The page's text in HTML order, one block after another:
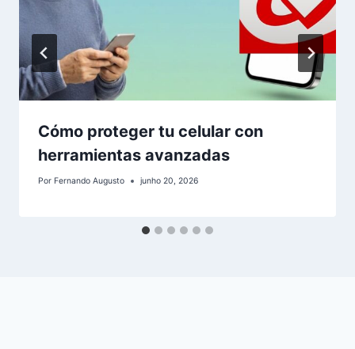
Cómo proteger tu celular con
herramientas avanzadas
Por Fernando Augusto junho 20, 2026